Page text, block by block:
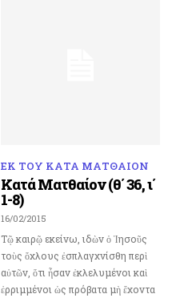
ΕΚ ΤΟΥ ΚΑΤΑ ΜΑΤΘΑΙΟΝ
Κατά Ματθαίον (θ΄ 36, ι΄
1-8)
16/02/2015
Τῷ καιρῷ εκείνω, ιδὼν ὁ Ἰησοῦς
τοὺς ὄχλους ἐσπλαγχνίσθη περὶ
αὐτῶν, ὅτι ἦσαν ἐκλελυμένοι καὶ
ἐρριμμένοι ὡς πρόβατα μὴ ἔχοντα